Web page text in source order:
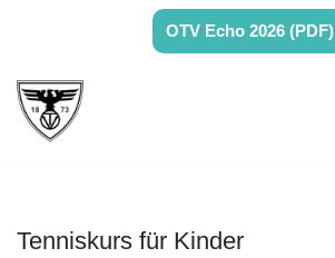
Inhalt
springen
OTV Echo 2026 (PDF)
Tenniskurs für Kinder